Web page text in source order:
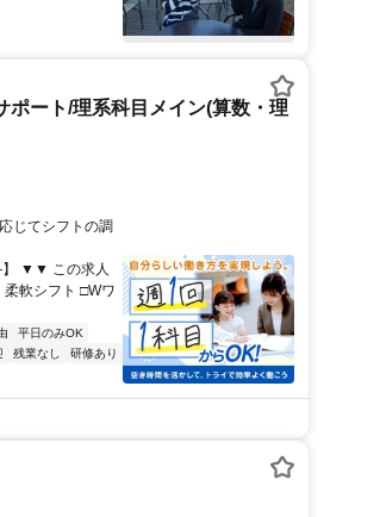
ポート/理系科目メイン(算数・理
じてシフトの調
】 ▼▼ この求人
軟シフト □Wワ
平日のみOK
残業なし
研修あり